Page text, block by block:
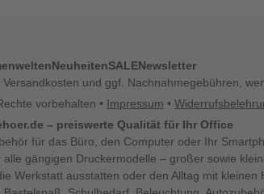
NeuheitenSALENewsletter
und ggf. Nachnahmegebühren,
vorbehalten • Impressum •
– preiswerte Qualität für Ihr Office
für das Büro, den Computer oder Ihr
gängigen Druckermodelle – großer sowie
Werkstatt ausstatten oder den Alltag mit kleinen